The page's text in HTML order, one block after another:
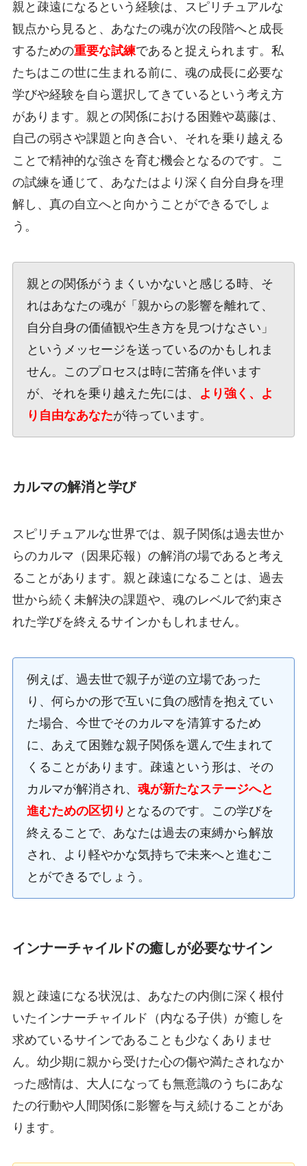
親と疎遠になるという経験は、スピリチュアルな
観点から見ると、あなたの魂が次の段階へと成長
するための重要な試練であると捉えられます。私
たちはこの世に生まれる前に、魂の成長に必要な
学びや経験を自ら選択してきているという考え方
があります。親との関係における困難や葛藤は、
自己の弱さや課題と向き合い、それを乗り越える
ことで精神的な強さを育む機会となるのです。こ
の試練を通じて、あなたはより深く自分自身を理
解し、真の自立へと向かうことができるでしょ
う。
親との関係がうまくいかないと感じる時、そ
れはあなたの魂が「親からの影響を離れて、
自分自身の価値観や生き方を見つけなさい」
というメッセージを送っているのかもしれま
せん。このプロセスは時に苦痛を伴います
が、それを乗り越えた先には、
より強く、よ
り自由なあなたが待っています。
カルマの解消と学び
スピリチュアルな世界では、親子関係は過去世か
らのカルマ（因果応報）の解消の場であると考え
ることがあります。親と疎遠になることは、過去
世から続く未解決の課題や、魂のレベルで約束さ
れた学びを終えるサインかもしれません。
例えば、過去世で親子が逆の立場であった
り、何らかの形で互いに負の感情を抱えてい
た場合、今世でそのカルマを清算するため
に、あえて困難な親子関係を選んで生まれて
くることがあります。疎遠という形は、その
カルマが解消され、 魂が新たなステージへと
進むための区切り となるのです。この学びを
終えることで、あなたは過去の束縛から解放
され、より軽やかな気持ちで未来へと進むこ
とができるでしょう。
インナーチャイルドの癒しが必要なサイン
親と疎遠になる状況は、あなたの内側に深く根付
いたインナーチャイルド（内なる子供）が癒しを
求めているサインであることも少なくありませ
ん。幼少期に親から受けた心の傷や満たされなか
った感情は、大人になっても無意識のうちにあな
たの行動や人間関係に影響を与え続けることがあ
ります。